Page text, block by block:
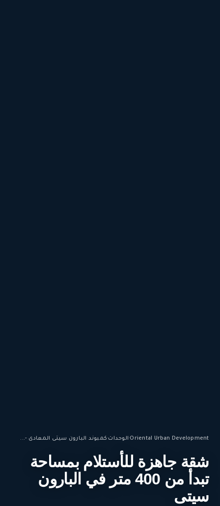
Oriental Urban Development
·الوحدات·كمبوند البارون سيتى المعادى -...
شقة جاهزة للأستلام بمساحة
تبدأ من 400 متر في البارون
سيتى